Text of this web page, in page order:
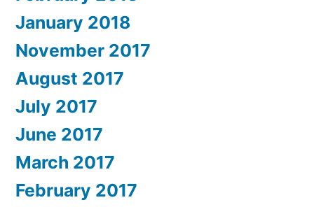
January 2018
November 2017
August 2017
July 2017
June 2017
March 2017
February 2017